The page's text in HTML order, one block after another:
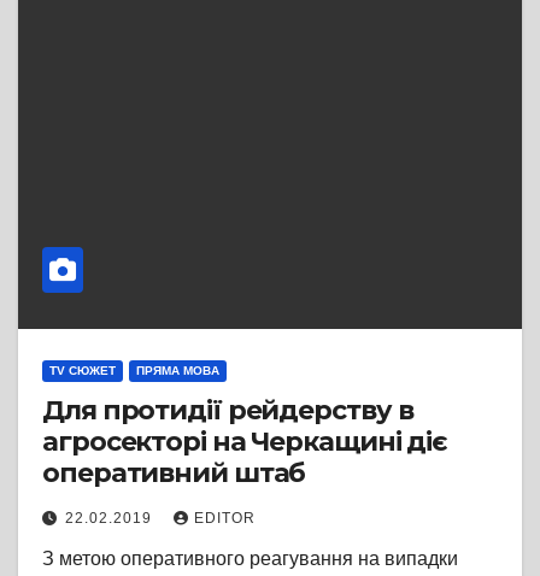
TV СЮЖЕТ ПРЯМА МОВА
Для протидії рейдерству в
агросекторі на Черкащині діє
оперативний штаб
22.02.2019 EDITOR
З метою оперативного реагування на випадки